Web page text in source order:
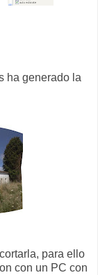
ha generado la
para ello
con un PC con